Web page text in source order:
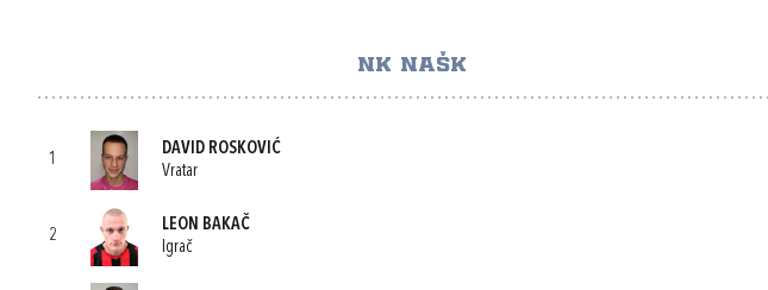
NK NAŠK
1
DAVID ROSKOVIĆ
Vratar
2
LEON BAKAČ
Igrač